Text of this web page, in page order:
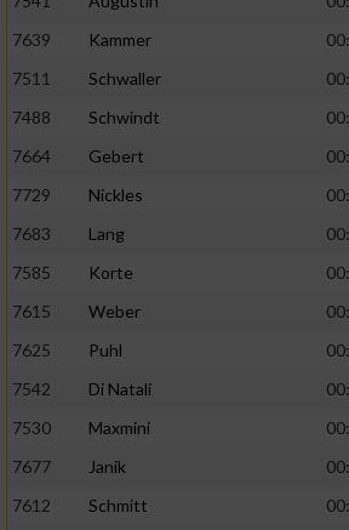
7639
Kammer
7511
Schwaller
7488
Schwindt
7664
Gebert
7729
Nickles
7683
Lang
7585
Korte
7615
Weber
7625
Puhl
7542
Di Natali
7530
Maxmini
7677
Janik
7612
Schmitt